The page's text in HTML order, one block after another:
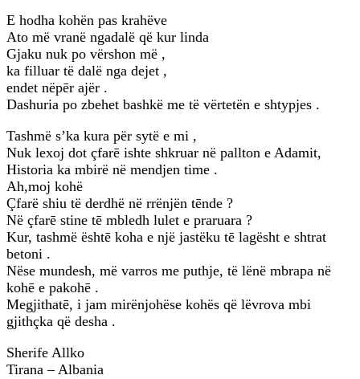
E hodha kohën pas krahëve
Ato më vranë ngadalë që kur linda
Gjaku nuk po vërshon më ,
ka filluar të dalë nga dejet ,
endet nëpēr ajër .
Dashuria po zbehet bashkë me të vërtetën e shtypjes .
Tashmë s’ka kura për sytë e mi ,
Nuk lexoj dot çfarē ishte shkruar në pallton e Adamit,
Historia ka mbirë në mendjen time .
Ah,moj kohë
Çfarë shiu të derdhë në rrënjën tēnde ?
Në çfarē stine tē mbledh lulet e praruara ?
Kur, tashmë ështē koha e një jastëku tē lagësht e shtrat
betoni .
Nëse mundesh, më varros me puthje, të lënë mbrapa në
kohē e pakohē .
Megjithatē, i jam mirënjohëse kohës që lëvrova mbi
gjithçka që desha .
Sherife Allko
Tirana – Albania